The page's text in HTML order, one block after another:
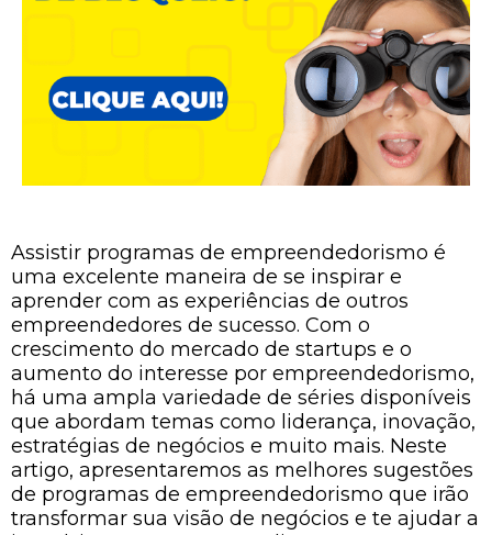
Assistir programas de empreendedorismo é
uma excelente maneira de se inspirar e
aprender com as experiências de outros
empreendedores de sucesso. Com o
crescimento do mercado de startups e o
aumento do interesse por empreendedorismo,
há uma ampla variedade de séries disponíveis
que abordam temas como liderança, inovação,
estratégias de negócios e muito mais. Neste
artigo, apresentaremos as melhores sugestões
de programas de empreendedorismo que irão
transformar sua visão de negócios e te ajudar a